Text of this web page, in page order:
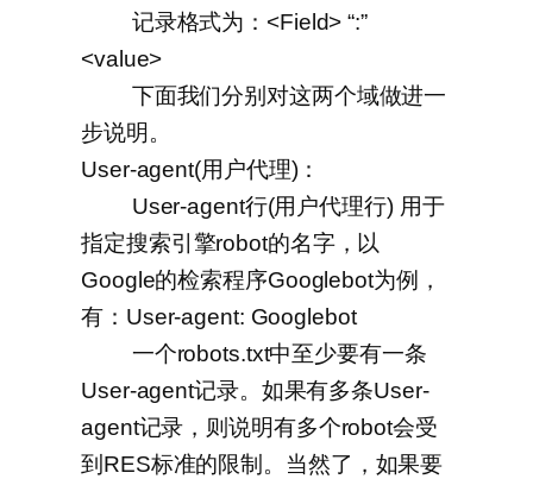
记录格式为：<Field> “:”
<value>
下面我们分别对这两个域做进一
步说明。
User-agent(用户代理)：
User-agent行(用户代理行) 用于
指定搜索引擎robot的名字，以
Google的检索程序Googlebot为例，
有：User-agent: Googlebot
一个robots.txt中至少要有一条
User-agent记录。如果有多条User-
agent记录，则说明有多个robot会受
到RES标准的限制。当然了，如果要